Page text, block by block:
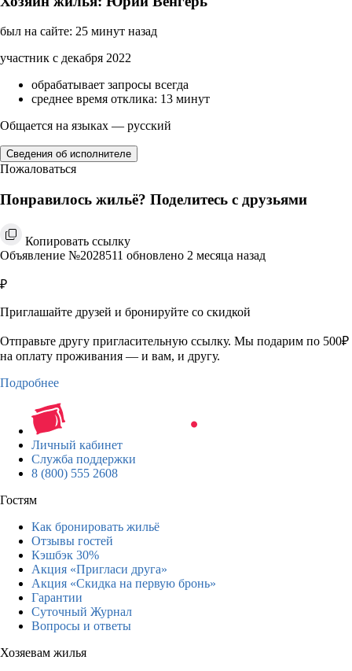
был на сайте: 25 минут назад
участник с декабря 2022
обрабатывает запросы всегда
среднее время отклика: 13 минут
Общается на языках — русский
Сведения об исполнителе
Пожаловаться
Понравилось жильё? Поделитесь с друзьями
Копировать ссылку
Объявление №2028511 обновлено 2 месяца назад
₽
Приглашайте друзей и бронируйте со скидкой
Отправьте другу пригласительную ссылку. Мы подарим по 500₽
на оплату проживания — и вам, и другу.
Подробнее
Личный кабинет
Служба поддержки
8 (800) 555 2608
Гостям
Как бронировать жильё
Отзывы гостей
Кэшбэк 30%
Акция «Пригласи друга»
Акция «Скидка на первую бронь»
Гарантии
Суточный Журнал
Вопросы и ответы
Хозяевам жилья